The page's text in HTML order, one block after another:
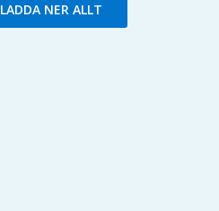
LADDA NER ALLT